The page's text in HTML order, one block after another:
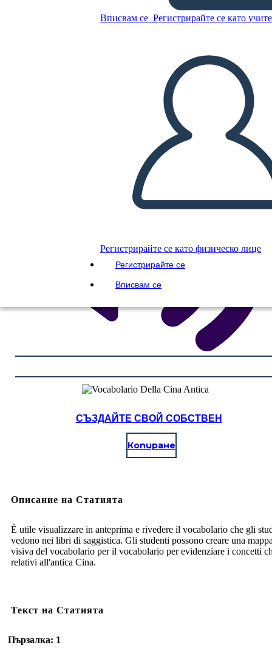
Вписвам се Регистрирайте се като
Регистрирайте се като физическо лице
Регистрирайте се
Вписвам се
СЪЗДАЙТЕ СЦЕНАРИЙ
ПУСКАНЕ НА СЛАЙДШОУ
ЧЕТИ МИ
СЪЗДАЙТЕ СВОЙ СОБСТВЕН
Копиране
Описание на Статията
È utile visualizzare in anteprima e rivedere il vocabolario che gli
vedono nei libri di saggistica. Gli studenti possono creare una
visiva del vocabolario per il vocabolario per evidenziare i concetti
relativi all'antica Cina.
Текст на Статията
Пързалка: 1